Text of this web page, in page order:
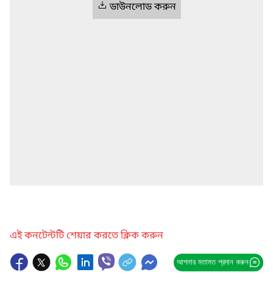
ডাউনলোড করুন
এই কনটেন্টটি শেয়ার করতে ক্লিক করুন
আপনার মতামত প্রদান করুন